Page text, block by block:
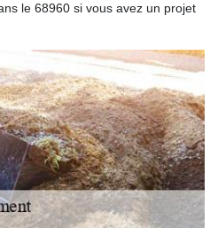
le 68960 si vous avez un projet